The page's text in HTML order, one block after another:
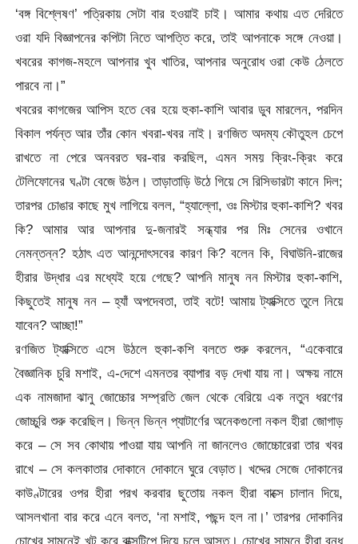
‘বঙ্গ বিশ্লেষণ’ পত্রিকায় সেটা বার হওয়াই চাই। আমার কথায় এত দেরিতে
ওরা যদি বিজ্ঞাপনের কপিটা নিতে আপত্তি করে, তাই আপনাকে সঙ্গে নেওয়া।
খবরের কাগজ-মহলে আপনার খুব খাতির, আপনার অনুরোধ ওরা কেউ ঠেলতে
পারবে না।”
খবরের কাগজের আপিস হতে বের হয়ে হুকা-কাশি আবার ডুব মারলেন, পরদিন
বিকাল পর্যন্ত আর তাঁর কোন খবরা-খবর নাই। রণজিত অদম্য কৌতুহল চেপে
রাখতে না পেরে অনবরত ঘর-বার করছিল, এমন সময় ক্রিং-ক্রিং করে
টেলিফোনের ঘণ্টা বেজে উঠল। তাড়াতাড়ি উঠে গিয়ে সে রিসিভারটা কানে দিল;
তারপর চোঙার কাছে মুখ লাগিয়ে বলল, “হ্যাল্লো, ওঃ মিস্টার হুকা-কাশি? খবর
কি? আমার আর আপনার দু-জনারই সন্ধ্যার পর মিঃ সেনের ওখানে
নেমন্তন্ন? হঠাৎ এত আনন্দোৎসবের কারণ কি? বলেন কি, বিঘাউনি-রাজের
হীরার উদ্ধার এর মধ্যেই হয়ে গেছে? আপনি মানুষ নন মিস্টার হুকা-কাশি,
কিছুতেই মানুষ নন – হ্যাঁ অপদেবতা, তাই বটে! আমায় ট্যাক্সিতে তুলে নিয়ে
যাবেন? আচ্ছা!”
রণজিত ট্যাক্সিতে এসে উঠলে হুকা-কশি বলতে শুরু করলেন, “একেবারে
বৈজ্ঞানিক চুরি মশাই, এ-দেশে এমনতর ব্যাপার বড় দেখা যায় না। অক্ষয় নামে
এক নামজাদা ঝানু জোচ্চোর সম্প্রতি জেল থেকে বেরিয়ে এক নতুন ধরণের
জোচ্চুরি শুরু করেছিল। ভিন্ন ভিন্ন প্যাটার্ণের অনেকগুলো নকল হীরা জোগাড়
করে – সে সব কোথায় পাওয়া যায় আপনি না জানলেও জোচ্চোরেরা তার খবর
রাখে – সে কলকাতার দোকানে দোকানে ঘুরে বেড়াত। খদ্দের সেজে দোকানের
কাউণ্টারের ওপর হীরা পরখ করবার ছুতোয় নকল হীরা বাক্সে চালান দিয়ে,
আসলখানা বার করে এনে বলত, ‘না মশাই, পছন্দ হল না।’ তারপর দোকানির
চোখের সামনেই খুট করে বাক্সটিপে দিয়ে চলে আসত। চোখের সামনে হীরা বন্ধ